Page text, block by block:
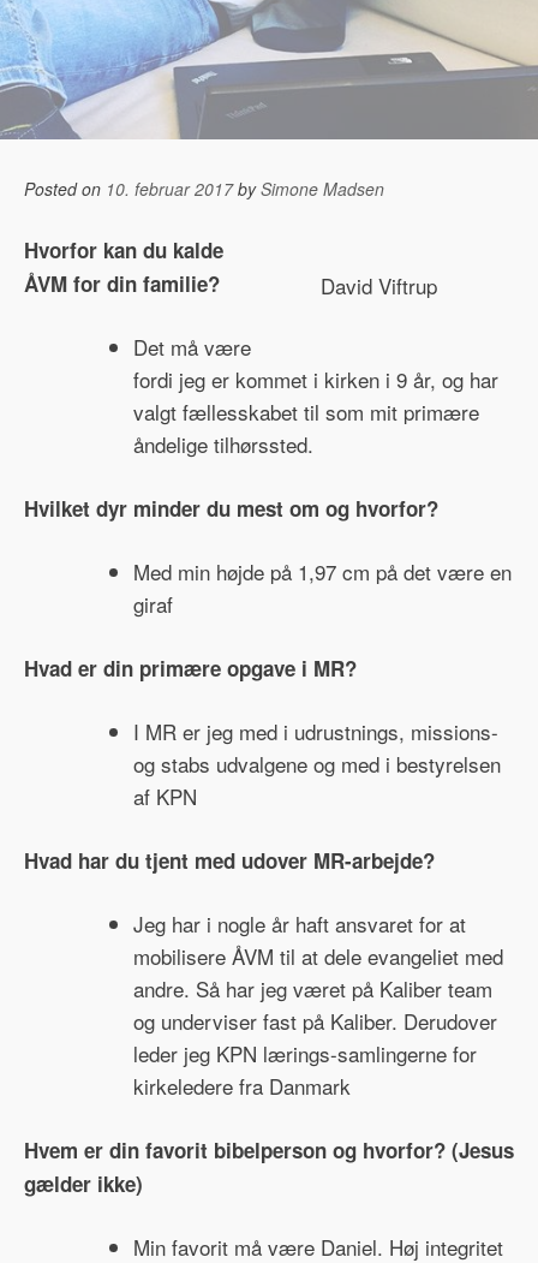
Posted on 10. februar 2017bySimone Madsen
David Viftrup
Hvorfor kan du kalde
ÅVM for din familie?
Det må være
fordi jeg er kommet i kirken i 9 år, og har
valgt fællesskabet til som mit primære
åndelige tilhørssted.
Hvilket dyr minder du mest om og hvorfor?
Med min højde på 1,97 cm på det være en
giraf
Hvad er din primære opgave i MR?
I MR er jeg med i udrustnings, missions-
og stabs udvalgene og med i bestyrelsen
af KPN
Hvad har du tjent med udover MR-arbejde?
Jeg har i nogle år haft ansvaret for at
mobilisere ÅVM til at dele evangeliet med
andre. Så har jeg været på Kaliber team
og underviser fast på Kaliber. Derudover
leder jeg KPN lærings-samlingerne for
kirkeledere fra Danmark
Hvem er din favorit bibelperson og hvorfor? (Jesus
gælder ikke)
Min favorit må være Daniel. Høj integritet